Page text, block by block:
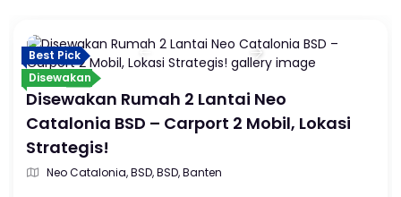
Best Pick
Disewakan
Disewakan Rumah 2 Lantai Neo
Catalonia BSD – Carport 2 Mobil, Lokasi
Strategis!
Neo Catalonia, BSD, BSD, Banten